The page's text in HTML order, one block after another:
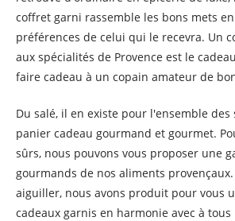
coffret garni rassemble les bons mets
préférences de celui qui le recevra. Un
aux spécialités de Provence est le
faire cadeau à un copain amateur de
Du salé, il en existe pour l'ensemble des
panier cadeau gourmand et gourmet.
sûrs, nous pouvons vous proposer une
gourmands de nos aliments
aiguiller, nous avons produit pour vous
cadeaux garnis en harmonie avec à tous